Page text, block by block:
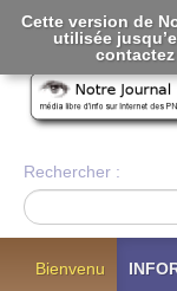
Rechercher :
Bienvenu
Cette version de
utilisée